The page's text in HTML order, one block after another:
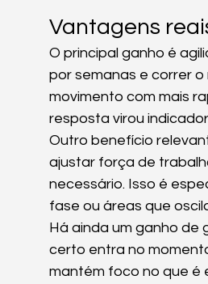
Vantagens
O principal ganho é
por semanas e correr
movimento com mais
resposta virou
Outro benefício
ajustar força de
necessário. Isso é
fase ou áreas que
Há ainda um ganho de
certo entra no
mantém foco no que é